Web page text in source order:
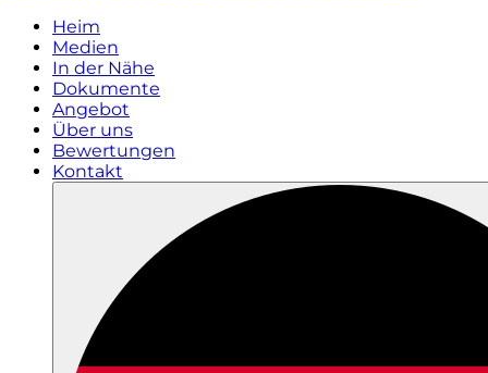
Heim
Medien
In der Nähe
Dokumente
Angebot
Über uns
Bewertungen
Kontakt